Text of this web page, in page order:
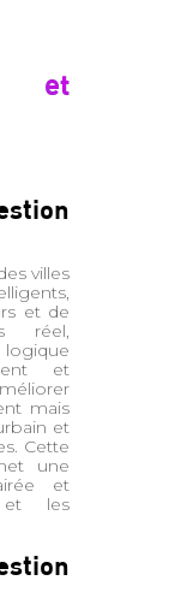
et
villes
et de
réel,
et
mais
et
Cette
une
et
et les